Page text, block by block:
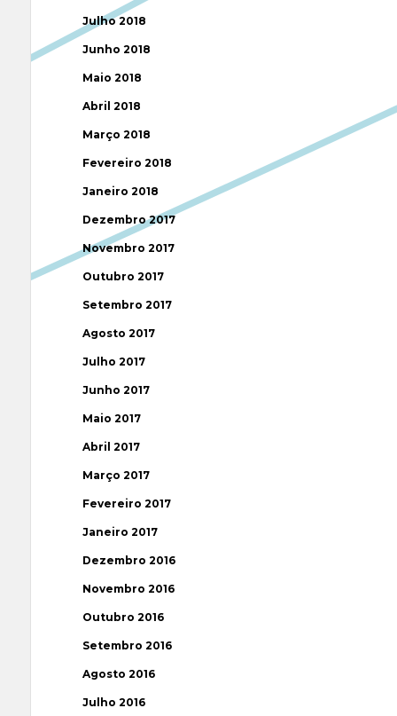
Julho 2018
Junho 2018
Maio 2018
Abril 2018
Março 2018
Fevereiro 2018
Janeiro 2018
Dezembro 2017
Novembro 2017
Outubro 2017
Setembro 2017
Agosto 2017
Julho 2017
Junho 2017
Maio 2017
Abril 2017
Março 2017
Fevereiro 2017
Janeiro 2017
Dezembro 2016
Novembro 2016
Outubro 2016
Setembro 2016
Agosto 2016
Julho 2016